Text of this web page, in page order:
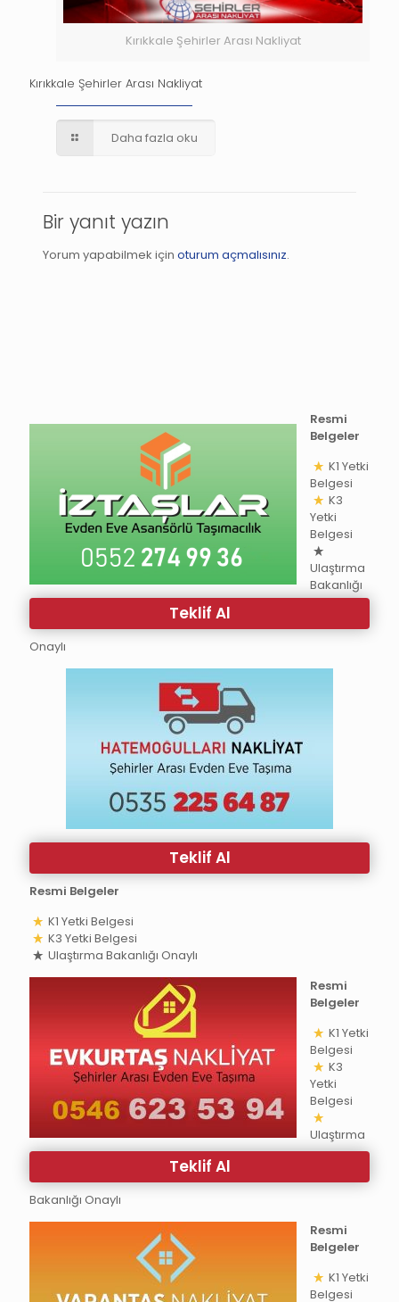
Kırıkkale Şehirler Arası Nakliyat
Kırıkkale Şehirler Arası Nakliyat
Daha fazla oku
Bir yanıt yazın
Yorum yapabilmek için oturum açmalısınız.
Teklif Al
Resmi
Belgeler
K1 Yetki
Belgesi
K3
Yetki
Belgesi
Ulaştırma
Bakanlığı
Onaylı
Teklif Al
Resmi Belgeler
K1 Yetki Belgesi
K3 Yetki Belgesi
Ulaştırma Bakanlığı Onaylı
Teklif Al
Resmi
Belgeler
K1 Yetki
Belgesi
K3
Yetki
Belgesi
Ulaştırma
Bakanlığı Onaylı
Resmi
Belgeler
K1 Yetki
Belgesi